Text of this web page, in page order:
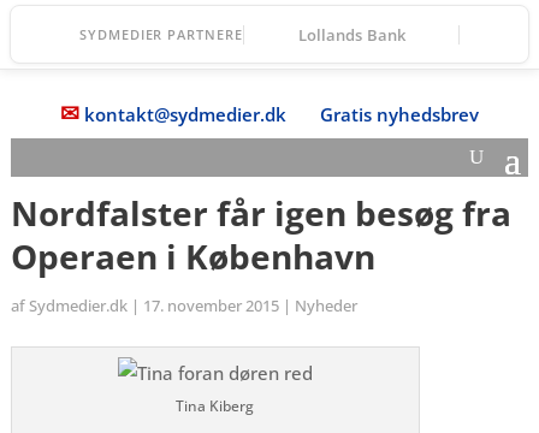
SYDMEDIER PARTNERE Lollands Bank
✉ kontakt@sydmedier.dk Gratis nyhedsbrev
Nordfalster får igen besøg fra
Operaen i København
af Sydmedier.dk| 17. november 2015| Nyheder
Tina Kiberg